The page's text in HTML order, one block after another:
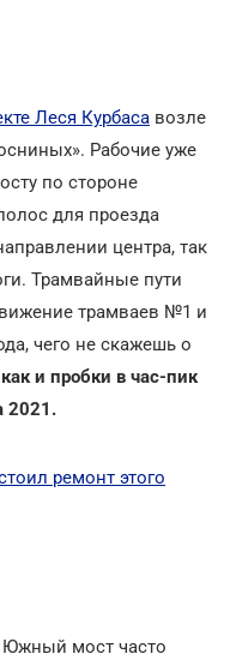
Леся Курбаса возле
Рабочие уже
по стороне
для проезда
центра, так
Трамвайные пути
трамваев №1 и
чего не скажешь о
и пробки в час-пик
2021.
ремонт этого
Южный мост часто